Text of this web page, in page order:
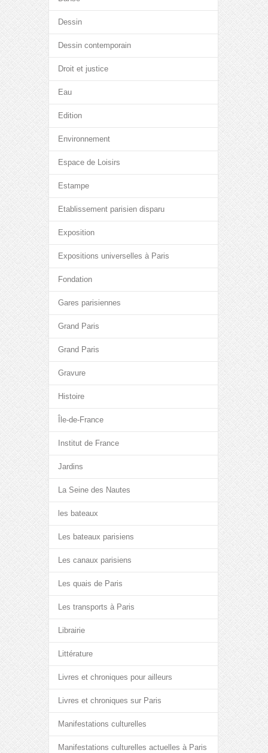
Dessin
Dessin contemporain
Droit et justice
Eau
Edition
Environnement
Espace de Loisirs
Estampe
Etablissement parisien disparu
Exposition
Expositions universelles à Paris
Fondation
Gares parisiennes
Grand Paris
Grand Paris
Gravure
Histoire
Île-de-France
Institut de France
Jardins
La Seine des Nautes
les bateaux
Les bateaux parisiens
Les canaux parisiens
Les quais de Paris
Les transports à Paris
Librairie
Littérature
Livres et chroniques pour ailleurs
Livres et chroniques sur Paris
Manifestations culturelles
Manifestations culturelles actuelles à Paris